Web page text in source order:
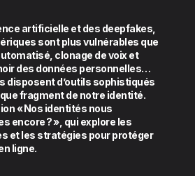
artificielle et des deepfakes,
sont plus vulnérables que
clonage de voix et
des données personnelles…
disposent d’outils sophistiqués
fragment de notre identité.
« Nos identités nous
encore ? », qui explore les
et les stratégies pour protéger
ligne.